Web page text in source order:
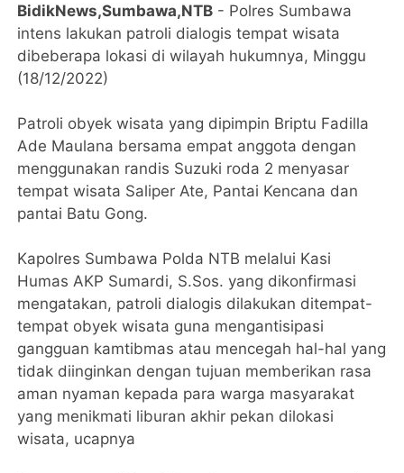
BidikNews,Sumbawa,NTB - Polres Sumbawa
intens lakukan patroli dialogis tempat wisata
dibeberapa lokasi di wilayah hukumnya, Minggu
(18/12/2022)
Patroli obyek wisata yang dipimpin Briptu Fadilla
Ade Maulana bersama empat anggota dengan
menggunakan randis Suzuki roda 2 menyasar
tempat wisata Saliper Ate, Pantai Kencana dan
pantai Batu Gong.
Kapolres Sumbawa Polda NTB melalui Kasi
Humas AKP Sumardi, S.Sos. yang dikonfirmasi
mengatakan, patroli dialogis dilakukan ditempat-
tempat obyek wisata guna mengantisipasi
gangguan kamtibmas atau mencegah hal-hal yang
tidak diinginkan dengan tujuan memberikan rasa
aman nyaman kepada para warga masyarakat
yang menikmati liburan akhir pekan dilokasi
wisata, ucapnya